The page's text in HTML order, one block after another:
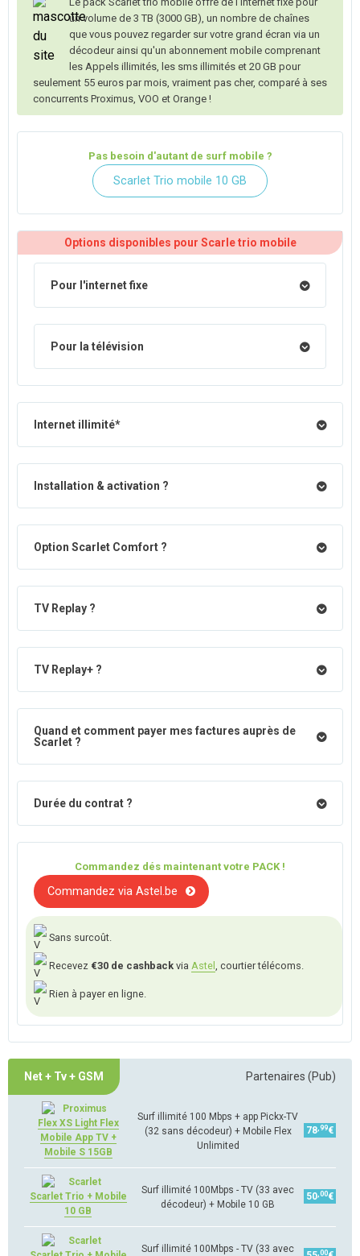
un volume de 3 TB (3000 GB), un nombre de chaînes
que vous pouvez regarder sur votre grand écran via un
décodeur ainsi qu'un abonnement mobile comprenant
les Appels illimités, les sms illimités et 20 GB pour
seulement 55 euros par mois, vraiment pas cher, comparé à ses
concurrents Proximus, VOO et Orange !
Pas besoin d'autant de surf mobile ?
Scarlet Trio mobile 10 GB
Options disponibles pour Scarle trio mobile
Pour l'internet fixe
Pour la télévision
Internet illimité*
Installation & activation ?
Option Scarlet Comfort ?
TV Replay ?
TV Replay+ ?
Quand et comment payer mes factures auprès de
Scarlet ?
Durée du contrat ?
Commandez dés maintenant votre PACK !
Commandez via Astel.be
Sans surcoût.
Recevez €30 de cashback via Astel , courtier télécoms.
Rien à payer en ligne.
Net + Tv + GSM Partenaires (Pub)
Flex XS Light Flex
Mobile App TV +
Mobile S 15GB
Surf illimité 100 Mbps + app Pickx-TV
(32 sans décodeur) + Mobile Flex
Unlimited
78 ,99€
Scarlet Trio + Mobile
10 GB
Surf illimité 100Mbps - TV (33 avec
décodeur) + Mobile 10 GB
50 ,00€
Surf illimité 100Mbps - TV (33 avec
,00